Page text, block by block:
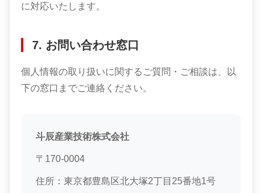
に対応いたします。
7. お問い合わせ窓口
個人情報の取り扱いに関するご質問・ご相談は、以
下の窓口までご連絡ください。
斗辰産業技術株式会社
〒170-0004
住所：東京都豊島区北大塚2丁目25番地1号